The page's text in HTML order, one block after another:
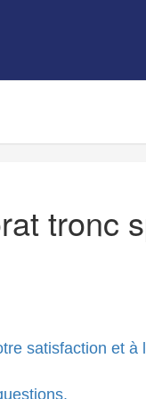
tronc
satisfaction et à